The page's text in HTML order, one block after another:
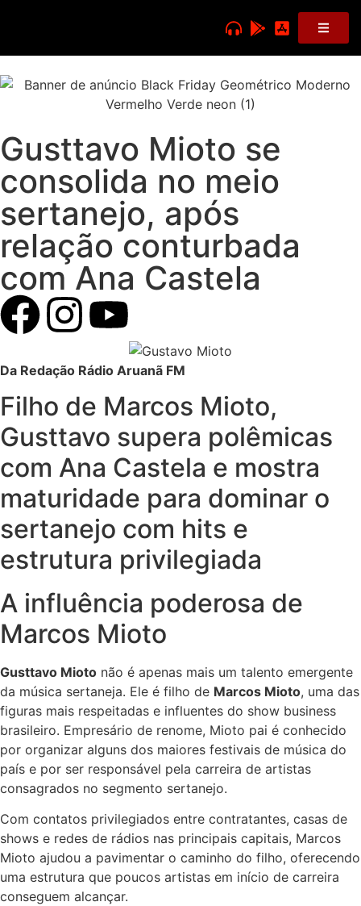
Gusttavo Mioto se
consolida no meio
sertanejo, após
relação conturbada
com Ana Castela
Da Redação Rádio Aruanã FM
Filho de Marcos Mioto,
Gusttavo supera polêmicas
com Ana Castela e mostra
maturidade para dominar o
sertanejo com hits e
estrutura privilegiada
A influência poderosa de
Marcos Mioto
Gusttavo Mioto não é apenas mais um talento emergente
da música sertaneja. Ele é filho de Marcos Mioto, uma das
figuras mais respeitadas e influentes do show business
brasileiro. Empresário de renome, Mioto pai é conhecido
por organizar alguns dos maiores festivais de música do
país e por ser responsável pela carreira de artistas
consagrados no segmento sertanejo.
Com contatos privilegiados entre contratantes, casas de
shows e redes de rádios nas principais capitais, Marcos
Mioto ajudou a pavimentar o caminho do filho, oferecendo
uma estrutura que poucos artistas em início de carreira
conseguem alcançar.